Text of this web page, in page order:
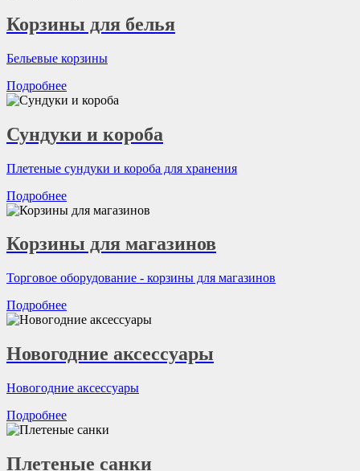
Корзины для белья
Бельевые корзины
Подробнее
Сундуки и короба
Плетеные сундуки и короба для хранения
Подробнее
Корзины для магазинов
Торговое оборудование - корзины для магазинов
Подробнее
Новогодние аксессуары
Новогодние аксессуары
Подробнее
Плетеные санки